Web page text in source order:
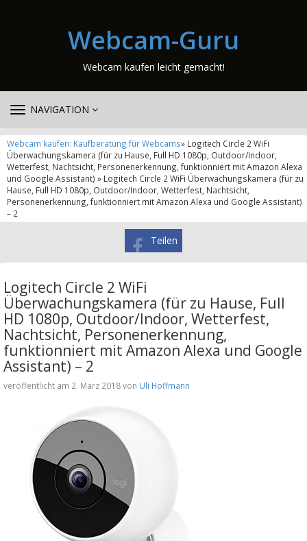
Webcam-Guru
Webcam kaufen leicht gemacht!
TOGGLE
NAVIGATION
Webcam kaufen: Kaufberatung für Webcams» Logitech Circle 2 WiFi
Überwachungskamera (für zu Hause, Full HD 1080p, Outdoor/Indoor,
Wetterfest, Nachtsicht, Personenerkennung, funktionniert mit Amazon Alexa
und Google Assistant) » Logitech Circle 2 WiFi Überwachungskamera (für zu
Hause, Full HD 1080p, Outdoor/Indoor, Wetterfest, Nachtsicht,
Personenerkennung, funktionniert mit Amazon Alexa und Google Assistant)
– 2
Teilen
Logitech Circle 2 WiFi
Überwachungskamera (für zu Hause, Full
HD 1080p, Outdoor/Indoor, Wetterfest,
Nachtsicht, Personenerkennung,
funktionniert mit Amazon Alexa und Google
Assistant) – 2
veröffentlicht am 2. März 2018 von Uli Hoffmann